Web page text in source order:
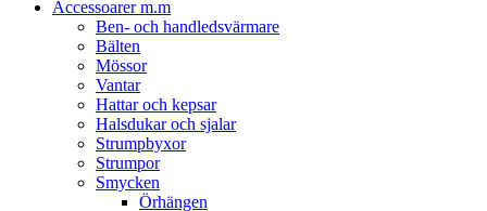
Accessoarer m.m
Ben- och handledsvärmare
Bälten
Mössor
Vantar
Hattar och kepsar
Halsdukar och sjalar
Strumpbyxor
Strumpor
Smycken
Örhängen